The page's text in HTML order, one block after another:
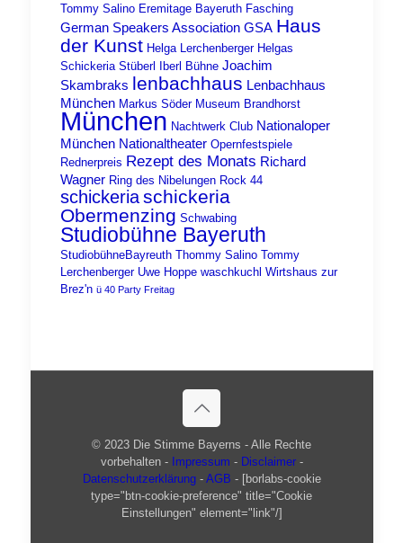
Tommy Salino Eremitage Bayeruth Fasching
German Speakers Association GSA Haus
der Kunst Helga Lerchenberger Helgas
Schickeria Stüberl
Iberl Bühne Joachim
Skambraks lenbachhaus Lenbachhaus
München Markus Söder Museum Brandhorst
München Nachtwerk Club Nationaloper
München Nationaltheater Opernfestspiele
Rednerpreis Rezept des Monats Richard
Wagner Ring des Nibelungen Rock 44
schickeria schickeria
Obermenzing Schwabing
Studiobühne Bayeruth
StudiobühneBayreuth Thommy Salino Tommy
Lerchenberger Uwe Hoppe waschkuchl Wirtshaus zur
Brez'n ü 40 Party Freitag
© 2023 Die Stimme Bayerns - Alle Rechte
vorbehalten - Impressum - Disclaimer-
Datenschutzerklärung- AGB - [borlabs-cookie
type="btn-cookie-preference" title="Cookie
Einstellungen" element="link"/]